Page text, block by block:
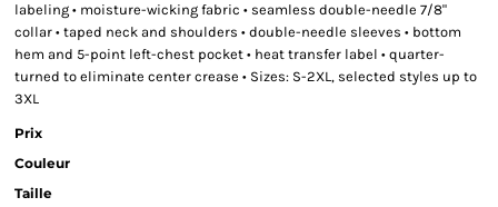
labeling • moisture-wicking fabric • seamless double-needle 7/8"
collar • taped neck and shoulders • double-needle sleeves • bottom
hem and 5-point left-chest pocket • heat transfer label • quarter-
turned to eliminate center crease • Sizes: S-2XL, selected styles up to
3XL
Prix
Couleur
Taille